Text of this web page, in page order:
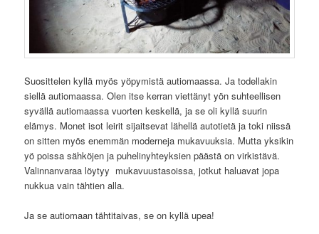
Suosittelen kyllä myös yöpymistä autiomaassa. Ja todellakin
siellä autiomaassa. Olen itse kerran viettänyt yön suhteellisen
syvällä autiomaassa vuorten keskellä, ja se oli kyllä suurin
elämys. Monet isot leirit sijaitsevat lähellä autotietä ja toki niissä
on sitten myös enemmän moderneja mukavuuksia. Mutta yksikin
yö poissa sähköjen ja puhelinyhteyksien päästä on virkistävä.
Valinnanvaraa löytyy mukavuustasoissa, jotkut haluavat jopa
nukkua vain tähtien alla.
Ja se autiomaan tähtitaivas, se on kyllä upea!